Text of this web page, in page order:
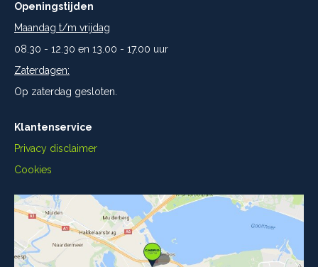
Openingstijden
Maandag t/m vrijdag
08.30 - 12.30 en 13.00 - 17.00 uur
Zaterdagen:
Op zaterdag gesloten.
Klantenservice
Privacy disclaimer
Cookies